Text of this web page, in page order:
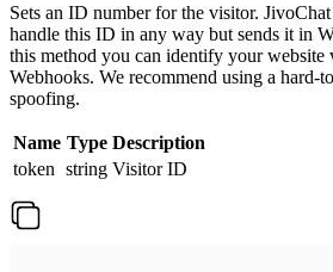
Sets an ID number for the visitor.
handle this ID in any way but sends it in
this method you can identify your website
Webhooks. We recommend using a hard-
spoofing.
Name Type Description
token string Visitor ID